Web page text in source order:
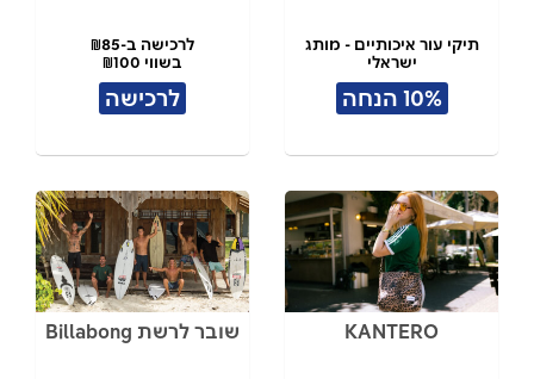
תיקי עור איכותיים - מותג
ישראלי
10% הנחה
לרכישה ב-₪85
בשווי ₪100
לרכישה
KANTERO שובר לרשת Billabong